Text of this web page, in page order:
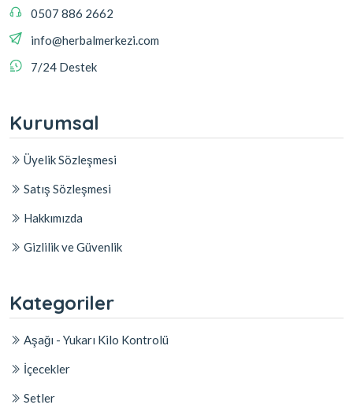
0507 886 2662
info@herbalmerkezi.com
7/24 Destek
Kurumsal
Üyelik Sözleşmesi
Satış Sözleşmesi
Hakkımızda
Gizlilik ve Güvenlik
Kategoriler
Aşağı - Yukarı Kilo Kontrolü
İçecekler
Setler